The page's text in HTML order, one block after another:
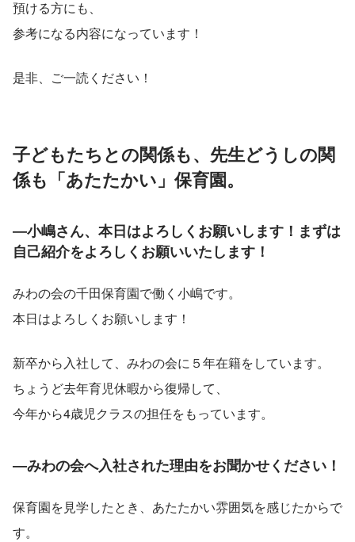
預ける方にも、
参考になる内容になっています！
是非、ご一読ください！
子どもたちとの関係も、先生どうしの関
係も「あたたかい」保育園。
―小嶋さん、本日はよろしくお願いします！まずは
自己紹介をよろしくお願いいたします！
みわの会の千田保育園で働く小嶋です。
本日はよろしくお願いします！
新卒から入社して、みわの会に５年在籍をしています。
ちょうど去年育児休暇から復帰して、
今年から4歳児クラスの担任をもっています。
―みわの会へ入社された理由をお聞かせください！
保育園を見学したとき、あたたかい雰囲気を感じたからで
す。